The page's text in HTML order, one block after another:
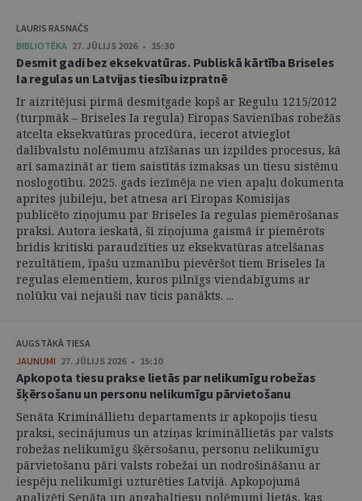
LAURIS RASNAČS
BIBLIOTĒKA 27. JŪLIJS 2026 • 15:30
Desmit gadi bez eksekvatūras. Publiskā kārtība Briseles
Ia regulas un Latvijas tiesību izpratnē
Ir aizritējusi pirmā desmitgade kopš ar Regulu 1215/2012
(turpmāk – Briseles Ia regula) Eiropas Savienības robežās
atcelta eksekvatūras procedūra, iecerot atvieglot
dalībvalstu nolēmumu atzīšanas un izpildes procesus, kā
arī samazināt ar tiem saistītās izmaksas un tiesu sistēmu
noslogotību. 2025. gads iezīmēja ne vien apaļu dokumenta
aprites jubileju, bet atnesa arī Eiropas Komisijas
publicēto ziņojumu par Briseles Ia regulas piemērošanas
praksi. Autora ieskatā, šī ziņojuma gaismā ir piemērots
brīdis kritiski paraudzīties uz eksekvatūras atcelšanas
rezultātiem, īpašu uzmanību pievēršot tiem Briseles Ia
regulas elementiem, kuros pilnīgs viendabīgums ar
nolūku vai nejauši nav ticis panākts. ...
AUGSTĀKĀ TIESA
JAUNUMI 27. JŪLIJS 2026 • 15:10
Apkopota tiesu prakse lietās par nelikumīgu robežas
šķērsošanu un personu nelikumīgu pārvietošanu
Senāta Krimināllietu departaments ir apkopojis tiesu
praksi, secinājumus un atziņas krimināllietās par valsts
robežas nelikumīgu šķērsošanu, personu nelikumīgu
pārvietošanu pāri valsts robežai un nodrošināšanu ar
iespēju nelikumīgi uzturēties Latvijā. Apkopojumā
analizēti Senāta un apgabaltiesu nolēmumi lietās, kas